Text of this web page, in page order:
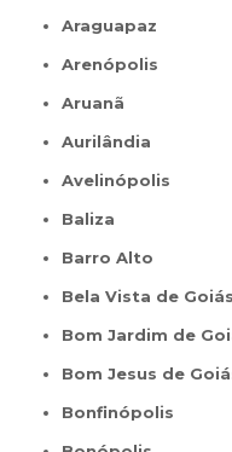
Araguapaz
Arenópolis
Aruanã
Aurilândia
Avelinópolis
Baliza
Barro Alto
Bela Vista de Goiás
Bom Jardim de
Bom Jesus de
Bonfinópolis